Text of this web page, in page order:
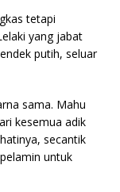
tetapi
yang jabat
putih, seluar
sama. Mahu
kesemua adik
secantik
untuk